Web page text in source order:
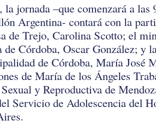
la jornada –que comenzará a las
Argentina- contará con la
de Trejo, Carolina Scotto; el
de Córdoba, Oscar González; y
de Córdoba, María José
de María de los Ángeles
y Reproductiva de
Servicio de Adolescencia del